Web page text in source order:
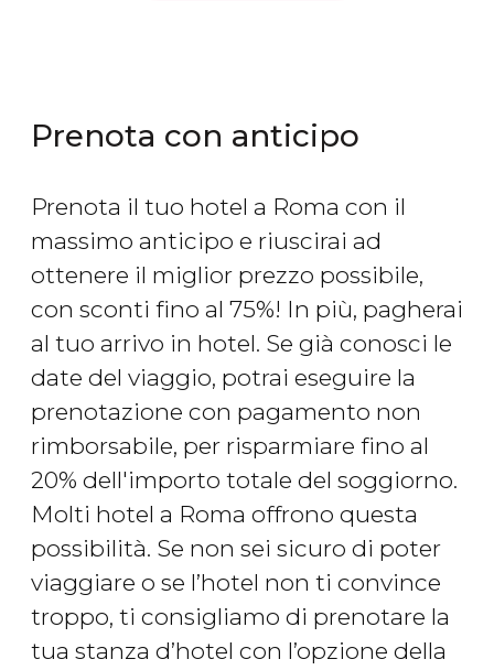
Prenota con anticipo
Prenota il tuo hotel a Roma con il
massimo anticipo e riuscirai ad
ottenere il miglior prezzo possibile,
con sconti fino al 75%! In più, pagherai
al tuo arrivo in hotel. Se già conosci le
date del viaggio, potrai eseguire la
prenotazione con pagamento non
rimborsabile, per risparmiare fino al
20% dell'importo totale del soggiorno.
Molti hotel a Roma offrono questa
possibilità. Se non sei sicuro di poter
viaggiare o se l’hotel non ti convince
troppo, ti consigliamo di prenotare la
tua stanza d’hotel con l’opzione della